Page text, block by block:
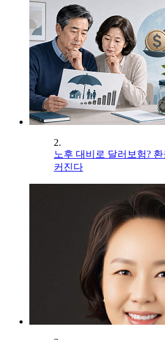
2.
노후 대비로 달러보험?
커진다